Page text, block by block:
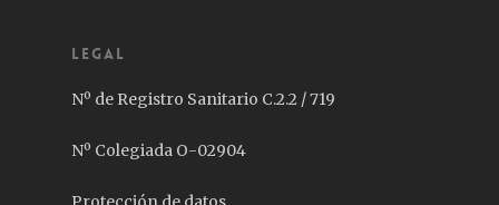
Legal
Nº de Registro Sanitario C.2.2 / 719
Nº Colegiada O-02904